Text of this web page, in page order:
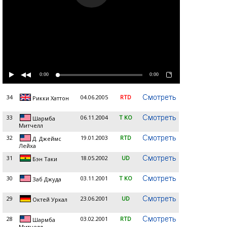
0:00 0:00
34 Рикки Хаттон 04.06.2005 RTD
33
Шармба
Митчелл
06.11.2004 T KO
32
Д. Джеймс
Лейха
19.01.2003 RTD
31 Бэн Таки 18.05.2002 UD
30 Заб Джуда 03.11.2001 T KO
29 Октей Уркал 23.06.2001 UD
28
Шармба
03.02.2001 RTD